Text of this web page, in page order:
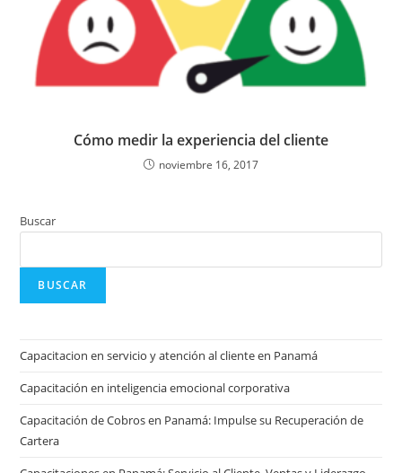
Cómo medir la experiencia del cliente
noviembre 16, 2017
Buscar
BUSCAR
Capacitacion en servicio y atención al cliente en Panamá
Capacitación en inteligencia emocional corporativa
Capacitación de Cobros en Panamá: Impulse su Recuperación de
Cartera